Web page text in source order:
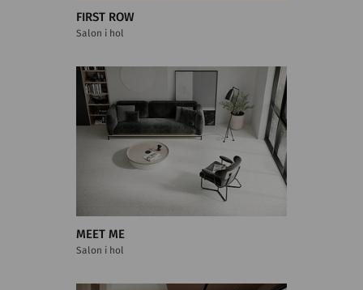
FIRST ROW
Salon i hol
MEET ME
Salon i hol